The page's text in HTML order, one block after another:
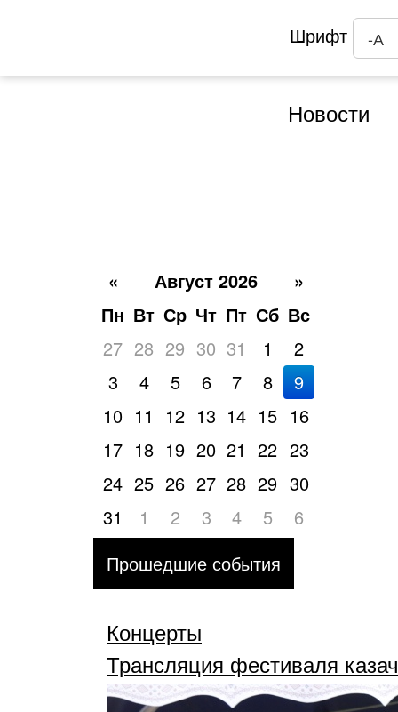
Шрифт -А
Новости
« Август 2026
»
Пн Вт Ср Чт Пт Сб Вс
27 28 29 30 31 1
2
3
4 5 6 7 8
9
10 11 12 13 14 15 16
17 18 19 20 21 22 23
24 25 26 27 28 29 30
31
1 2 3 4 5
6
Прошедшие события
Концерты
Трансляция фестиваля